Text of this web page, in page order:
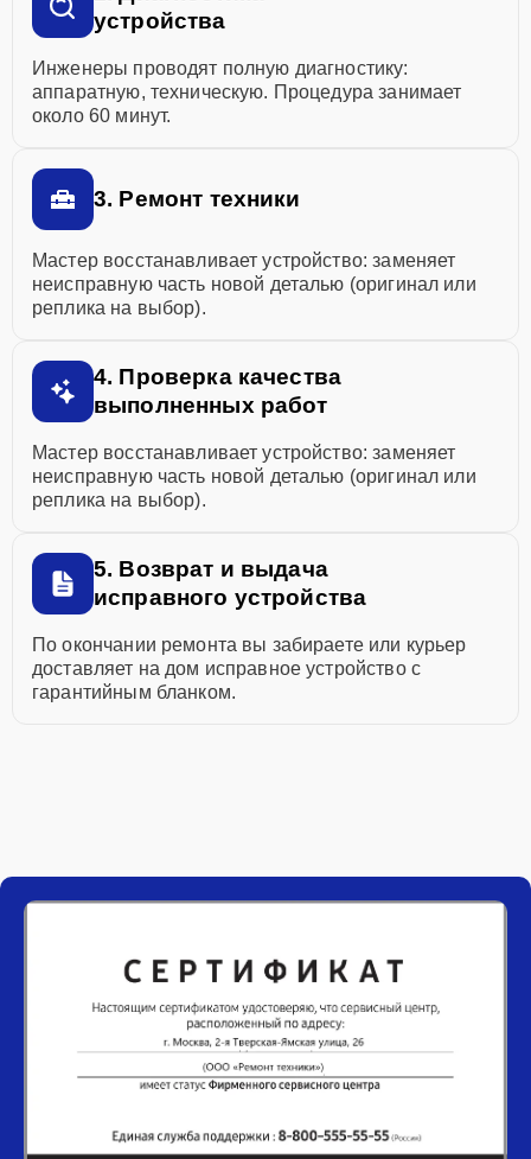
устройства
Инженеры проводят полную диагностику:
аппаратную, техническую. Процедура занимает
около 60 минут.
3. Ремонт техники
Мастер восстанавливает устройство: заменяет
неисправную часть новой деталью (оригинал или
реплика на выбор).
4. Проверка качества
выполненных работ
Мастер восстанавливает устройство: заменяет
неисправную часть новой деталью (оригинал или
реплика на выбор).
5. Возврат и выдача
исправного устройства
По окончании ремонта вы забираете или курьер
доставляет на дом исправное устройство с
гарантийным бланком.